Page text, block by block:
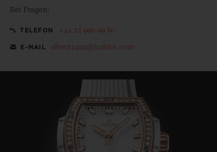
Bei Fragen:
TELEFON +41 22 990 99 80
E-MAIL eboutique@hublot.com